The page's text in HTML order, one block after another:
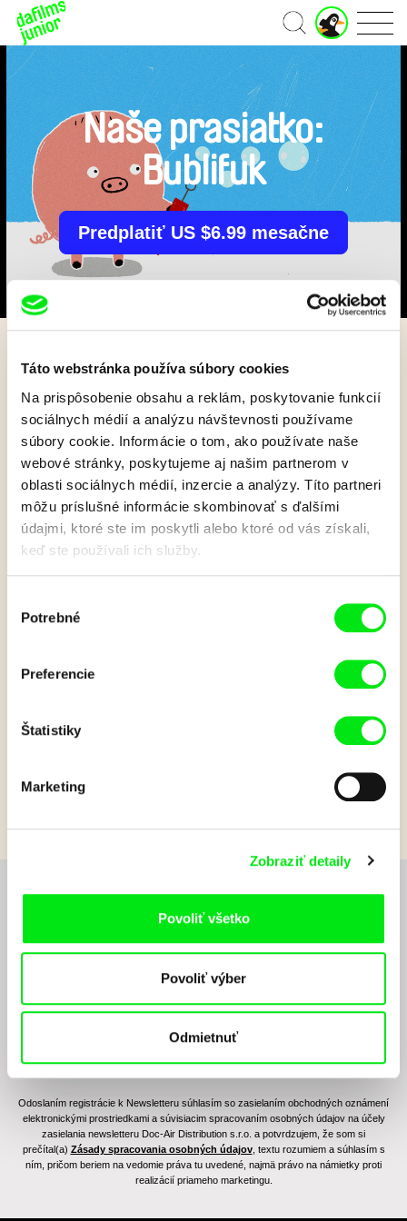
Táto webstránka používa súbory cookies
Na prispôsobenie obsahu a reklám, poskytovanie funkcií
sociálnych médií a analýzu návštevnosti používame
súbory cookie. Informácie o tom, ako používate naše
webové stránky, poskytujeme aj našim partnerom v
oblasti sociálnych médií, inzercie a analýzy. Títo partneri
môžu príslušné informácie skombinovať s ďalšími
údajmi, ktoré ste im poskytli alebo ktoré od vás získali,
keď ste používali ich služby.
súhlasu
Potrebné
Preferencie
Štatistiky
Marketing
Zobraziť detaily
Povoliť všetko
Povoliť výber
Odmietnuť
Domov
J
u
n
i
o
r
ú
č
e
t
Naše prasiatko:
Bublifuk
Predplatiť US $6.99 mesačne
Späť
Naše prasiatko:
Bublifuk
Malé, zvedavé a hravé. Podobne ako najmenšie deti aj
Je nám ľúto, ale tento film nie je vo Vašej krajine
junior programe?
Odoslaním registrácie k Newsletteru súhlasím so zasielaním obchodných oznámení
elektronickými prostriedkami a súvisiacim spracovaním osobných údajov na účely
zasielania newsletteru Doc-Air Distribution s.r.o. a potvrdzujem, že som si
prečítal(a) Zásady spracovania osobných údajov, textu rozumiem a súhlasím s
ním, pričom beriem na vedomie práva tu uvedené, najmä právo na námietky proti
realizácií priameho marketingu.